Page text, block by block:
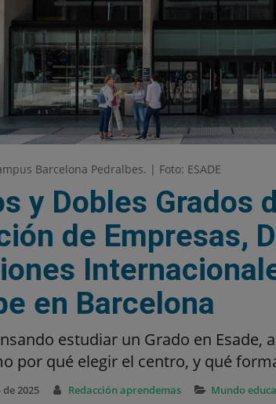
Barcelona Pedralbes. | Foto: ESADE
y Dobles Grados
de Empresas,
en Barcelona
estudiar un Grado en Esade,
por qué elegir el centro, y qué
2025 Redacción aprendemas Mundo